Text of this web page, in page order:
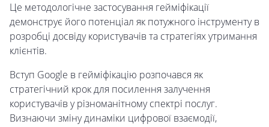
Це методологічне застосування гейміфікації
демонструє його потенціал як потужного інструменту в
розробці досвіду користувачів та стратегіях утримання
клієнтів.
Вступ Google в гейміфікацію розпочався як
стратегічний крок для посилення залучення
користувачів у різноманітному спектрі послуг.
Визнаючи зміну динаміки цифрової взаємодії,